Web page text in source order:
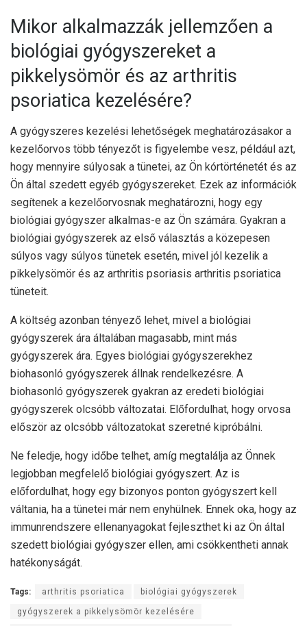
Mikor alkalmazzák jellemzően a
biológiai gyógyszereket a
pikkelysömör és az arthritis
psoriatica kezelésére?
A gyógyszeres kezelési lehetőségek meghatározásakor a
kezelőorvos több tényezőt is figyelembe vesz, például azt,
hogy mennyire súlyosak a tünetei, az Ön kórtörténetét és az
Ön által szedett egyéb gyógyszereket. Ezek az információk
segítenek a kezelőorvosnak meghatározni, hogy egy
biológiai gyógyszer alkalmas-e az Ön számára. Gyakran a
biológiai gyógyszerek az első választás a közepesen
súlyos vagy súlyos tünetek esetén, mivel jól kezelik a
pikkelysömör és az arthritis psoriasis arthritis psoriatica
tüneteit.
A költség azonban tényező lehet, mivel a biológiai
gyógyszerek ára általában magasabb, mint más
gyógyszerek ára. Egyes biológiai gyógyszerekhez
biohasonló gyógyszerek állnak rendelkezésre. A
biohasonló gyógyszerek gyakran az eredeti biológiai
gyógyszerek olcsóbb változatai. Előfordulhat, hogy orvosa
először az olcsóbb változatokat szeretné kipróbálni.
Ne feledje, hogy időbe telhet, amíg megtalálja az Önnek
legjobban megfelelő biológiai gyógyszert. Az is
előfordulhat, hogy egy bizonyos ponton gyógyszert kell
váltania, ha a tünetei már nem enyhülnek. Ennek oka, hogy az
immunrendszere ellenanyagokat fejleszthet ki az Ön által
szedett biológiai gyógyszer ellen, ami csökkentheti annak
hatékonyságát.
Tags: arthritis psoriatica biológiai gyógyszerek
gyógyszerek a pikkelysömör kezelésére